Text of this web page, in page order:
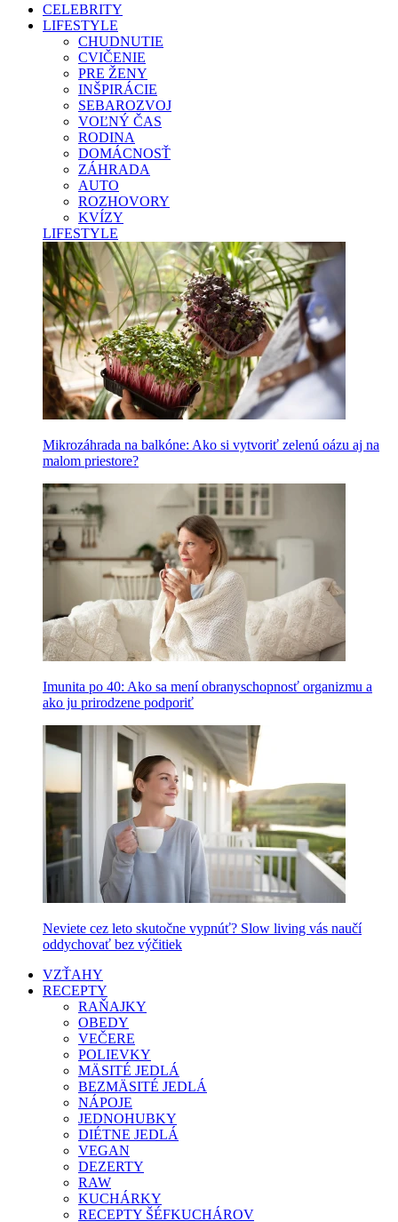
CELEBRITY
LIFESTYLE
CHUDNUTIE
CVIČENIE
PRE ŽENY
INŠPIRÁCIE
SEBAROZVOJ
VOĽNÝ ČAS
RODINA
DOMÁCNOSŤ
ZÁHRADA
AUTO
ROZHOVORY
KVÍZY
LIFESTYLE
Mikrozáhrada na balkóne: Ako si vytvoriť zelenú oázu aj na
malom priestore?
Imunita po 40: Ako sa mení obranyschopnosť organizmu a
ako ju prirodzene podporiť
Neviete cez leto skutočne vypnúť? Slow living vás naučí
oddychovať bez výčitiek
VZŤAHY
RECEPTY
RAŇAJKY
OBEDY
VEČERE
POLIEVKY
MÄSITÉ JEDLÁ
BEZMÄSITÉ JEDLÁ
NÁPOJE
JEDNOHUBKY
DIÉTNE JEDLÁ
VEGAN
DEZERTY
RAW
KUCHÁRKY
RECEPTY ŠÉFKUCHÁROV